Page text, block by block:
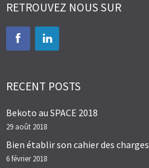
RETROUVEZ NOUS SUR
RECENT POSTS
Bekoto au SPACE 2018
29 août 2018
Bien établir son cahier des charges
6 février 2018